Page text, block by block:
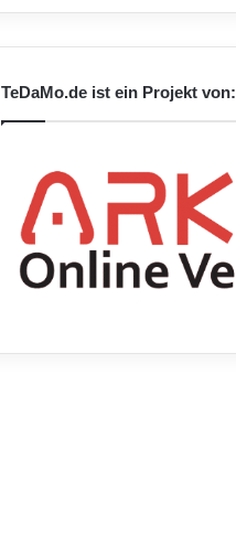
TeDaMo.de ist ein Projekt von: